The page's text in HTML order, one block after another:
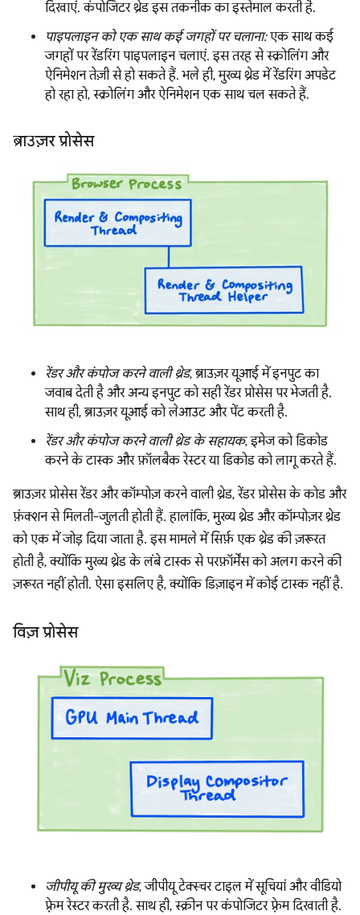
दिखाएं. कंपोजिटर थ्रेड इस तकनीक का इस्तेमाल करती है.
पाइपलाइन को एक साथ कई जगहों पर चलाना:एक साथ कई
जगहों पर रेंडरिंग पाइपलाइन चलाएं. इस तरह से स्क्रोलिंग और
ऐनिमेशन तेज़ी से हो सकते हैं. भले ही, मुख्य थ्रेड में रेंडरिंग अपडेट
हो रहा हो, स्क्रोलिंग और ऐनिमेशन एक साथ चल सकते हैं.
ब्राउज़र प्रोसेस
रेंडर और कंपोज करने वाली थ्रेड, ब्राउज़र यूआई में इनपुट का
जवाब देती है और अन्य इनपुट को सही रेंडर प्रोसेस पर भेजती है.
साथ ही, ब्राउज़र यूआई को लेआउट और पेंट करती है.
रेंडर और कंपोज करने वाली थ्रेड के सहायक, इमेज को डिकोड
करने के टास्क और फ़ॉलबैक रेस्टर या डिकोड को लागू करते हैं.
ब्राउज़र प्रोसेस रेंडर और कॉम्पोज़ करने वाली थ्रेड, रेंडर प्रोसेस के कोड और
फ़ंक्शन से मिलती-जुलती होती हैं. हालांकि, मुख्य थ्रेड और कॉम्पोज़र थ्रेड
को एक में जोड़ दिया जाता है. इस मामले में सिर्फ़ एक थ्रेड की ज़रूरत
होती है, क्योंकि मुख्य थ्रेड के लंबे टास्क से परफ़ॉर्मेंस को अलग करने की
ज़रूरत नहीं होती. ऐसा इसलिए है, क्योंकि डिज़ाइन में कोई टास्क नहीं है.
विज़ प्रोसेस
जीपीयू की मुख्य थ्रेड, जीपीयू टेक्स्चर टाइल में सूचियां और वीडियो
फ़्रेम रेस्टर करती है. साथ ही, स्क्रीन पर कंपोजिटर फ़्रेम दिखाती है.